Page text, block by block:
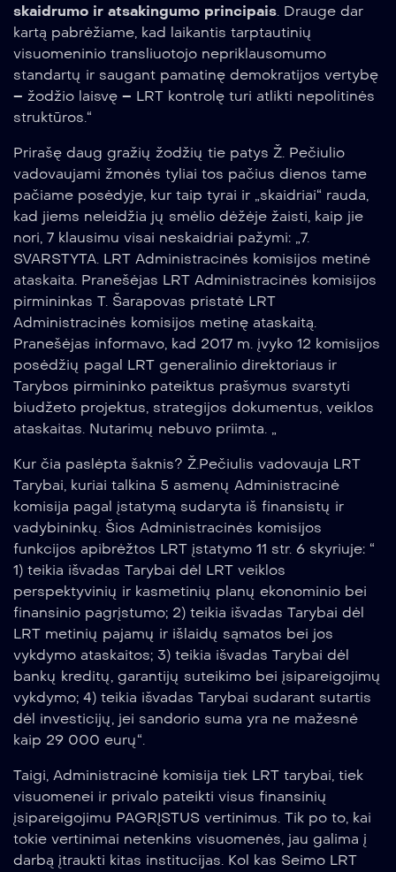
skaidrumo ir atsakingumo principais. Drauge dar
kartą pabrėžiame, kad laikantis tarptautinių
visuomeninio transliuotojo nepriklausomumo
standartų ir saugant pamatinę demokratijos vertybę
– žodžio laisvę – LRT kontrolę turi atlikti nepolitinės
struktūros.“
Prirašę daug gražių žodžių tie patys Ž. Pečiulio
vadovaujami žmonės tyliai tos pačius dienos tame
pačiame posėdyje, kur taip tyrai ir „skaidriai“ rauda,
kad jiems neleidžia jų smėlio dėžėje žaisti, kaip jie
nori, 7 klausimu visai neskaidriai pažymi: „7.
SVARSTYTA. LRT Administracinės komisijos metinė
ataskaita. Pranešėjas LRT Administracinės komisijos
pirmininkas T. Šarapovas pristatė LRT
Administracinės komisijos metinę ataskaitą.
Pranešėjas informavo, kad 2017 m. įvyko 12 komisijos
posėdžių pagal LRT generalinio direktoriaus ir
Tarybos pirmininko pateiktus prašymus svarstyti
biudžeto projektus, strategijos dokumentus, veiklos
ataskaitas. Nutarimų nebuvo priimta. „
Kur čia paslėpta šaknis? Ž.Pečiulis vadovauja LRT
Tarybai, kuriai talkina 5 asmenų Administracinė
komisija pagal įstatymą sudaryta iš finansistų ir
vadybininkų. Šios Administracinės komisijos
funkcijos apibrėžtos LRT įstatymo 11 str. 6 skyriuje: “
1) teikia išvadas Tarybai dėl LRT veiklos
perspektyvinių ir kasmetinių planų ekonominio bei
finansinio pagrįstumo; 2) teikia išvadas Tarybai dėl
LRT metinių pajamų ir išlaidų sąmatos bei jos
vykdymo ataskaitos; 3) teikia išvadas Tarybai dėl
bankų kreditų, garantijų suteikimo bei įsipareigojimų
vykdymo; 4) teikia išvadas Tarybai sudarant sutartis
dėl investicijų, jei sandorio suma yra ne mažesnė
kaip 29 000 eurų“.
Taigi, Administracinė komisija tiek LRT tarybai, tiek
visuomenei ir privalo pateikti visus finansinių
įsipareigojimu PAGRĮSTUS vertinimus. Tik po to, kai
tokie vertinimai netenkins visuomenės, jau galima į
darbą įtraukti kitas institucijas. Kol kas Seimo LRT